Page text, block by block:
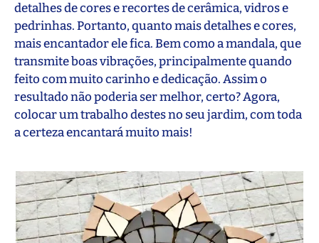
detalhes de cores e recortes de cerâmica, vidros e
pedrinhas. Portanto, quanto mais detalhes e cores,
mais encantador ele fica. Bem como a mandala, que
transmite boas vibrações, principalmente quando
feito com muito carinho e dedicação. Assim o
resultado não poderia ser melhor, certo? Agora,
colocar um trabalho destes no seu jardim, com toda
a certeza encantará muito mais!